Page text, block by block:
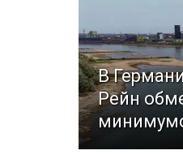
В
Рейн